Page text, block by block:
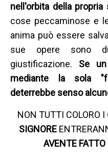
nell'orbita della propria
cose peccaminose e
anima può essere
sue opere sono
giustificazione. Se
mediante la sola
deterrebbe senso
NON TUTTI COLORO I
SIGNORE
AVENTE FATTO